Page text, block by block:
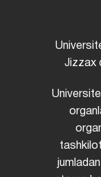
Jizzax